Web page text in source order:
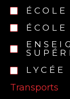
LYCÉE
Transports